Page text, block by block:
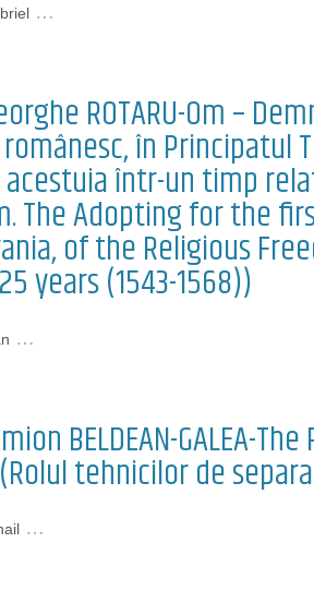
…
ROTARU-Om –
în Principatul
într-un timp
The Adopting for the
of the Religious
years (1543-1568))
…
BELDEAN-GALEA-
tehnicilor de
…